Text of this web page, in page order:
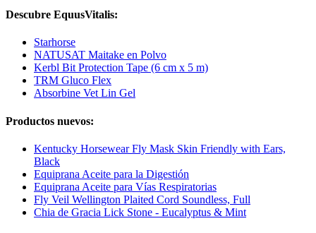
Descubre EquusVitalis:
Starhorse
NATUSAT Maitake en Polvo
Kerbl Bit Protection Tape (6 cm x 5 m)
TRM Gluco Flex
Absorbine Vet Lin Gel
Productos nuevos:
Kentucky Horsewear Fly Mask Skin Friendly with Ears,
Black
Equiprana Aceite para la Digestión
Equiprana Aceite para Vías Respiratorias
Fly Veil Wellington Plaited Cord Soundless, Full
Chia de Gracia Lick Stone - Eucalyptus & Mint